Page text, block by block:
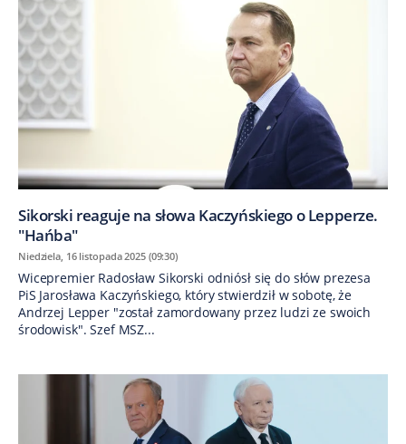
Sikorski reaguje na słowa Kaczyńskiego o Lepperze.
"Hańba"
Niedziela, 16 listopada 2025 (09:30)
Wicepremier Radosław Sikorski odniósł się do słów prezesa
PiS Jarosława Kaczyńskiego, który stwierdził w sobotę, że
Andrzej Lepper "został zamordowany przez ludzi ze swoich
środowisk". Szef MSZ...